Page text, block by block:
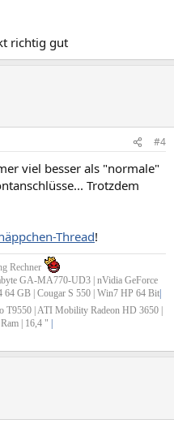
richtig gut
#4
viel besser als "normale"
Trotzdem
Thread!
Rechner
GA-MA770-UD3 | nVidia GeForce
GB | Cougar S 550 | Win7 HP 64 Bit|
| ATI Mobility Radeon HD 3650 |
| 16,4 "